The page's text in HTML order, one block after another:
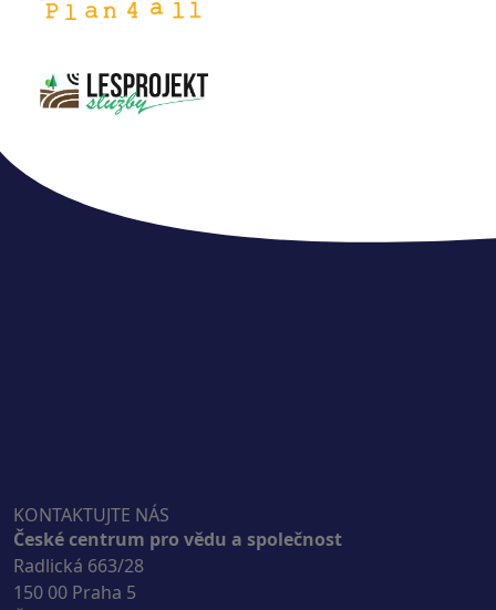
KONTAKTUJTE NÁS
České centrum pro vědu a společnost
Radlická 663/28
150 00 Praha 5